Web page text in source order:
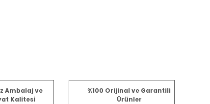
iletebilirsiniz.
Ambalaj ve
Kalitesi
%100 Orijinal ve Garantili
Ürünler